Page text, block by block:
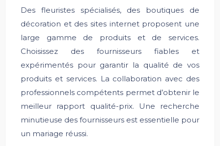
Des fleuristes spécialisés, des boutiques de
décoration et des sites internet proposent une
large gamme de produits et de services.
Choisissez des fournisseurs fiables et
expérimentés pour garantir la qualité de vos
produits et services. La collaboration avec des
professionnels compétents permet d’obtenir le
meilleur rapport qualité-prix. Une recherche
minutieuse des fournisseurs est essentielle pour
un mariage réussi.